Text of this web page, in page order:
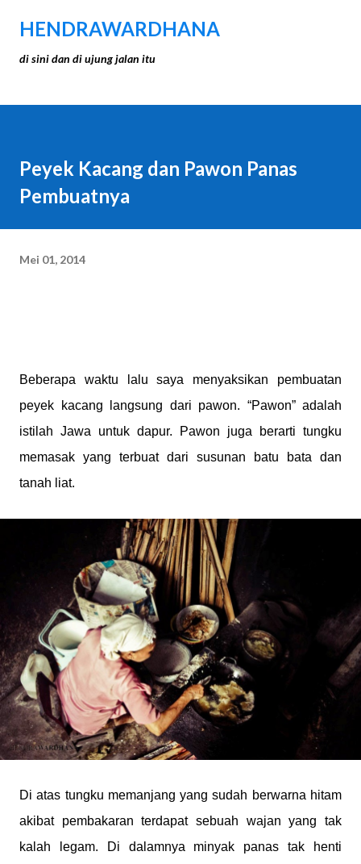
Langsung ke konten utama
HENDRAWARDHANA
di sini dan di ujung jalan itu
Peyek Kacang dan Pawon Panas
Pembuatnya
Mei 01, 2014
Beberapa waktu lalu saya menyaksikan pembuatan
peyek kacang langsung dari pawon. “Pawon” adalah
istilah Jawa untuk dapur. Pawon juga berarti tungku
memasak yang terbuat dari susunan batu bata dan
tanah liat.
Di atas tungku memanjang yang sudah berwarna hitam
akibat pembakaran terdapat sebuah wajan yang tak
kalah legam. Di dalamnya minyak panas tak henti